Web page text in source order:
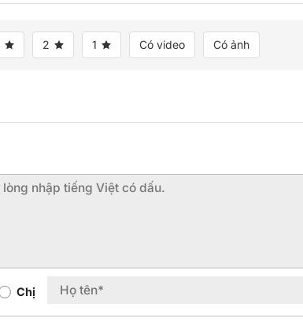
2 1 Có video Có ảnh
Chị